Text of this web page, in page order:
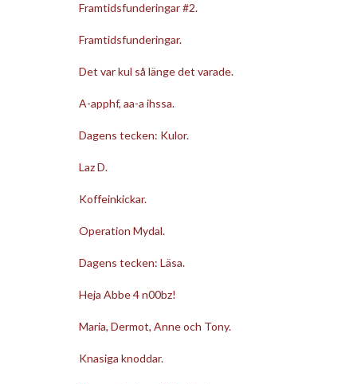
Framtidsfunderingar #2.
Framtidsfunderingar.
Det var kul så länge det varade.
A-apphf, aa-a ihssa.
Dagens tecken: Kulor.
Laz D.
Koffeinkickar.
Operation Mydal.
Dagens tecken: Läsa.
Heja Abbe 4 n00bz!
Maria, Dermot, Anne och Tony.
Knasiga knoddar.